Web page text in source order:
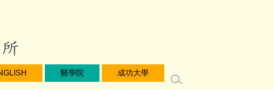
醫學院 成功大學